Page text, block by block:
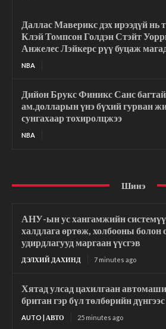
Даллас Маверикс дэх ирээдүй нь
Клэй Томпсон Голдэн Стэйт
Анжелес Лэйкерс рүү буцаж
NBA
Дийон Брукс Финикс Санс
ам.долларын үнэ бүхий гурван
сунгахаар тохиролцжээ
NBA
Шинэ
АНУ-ын ус хангамжийн
халдлага өртөж, холбооны болон
удирдлагууд маргаан үүсгэв
ДЭЛХИЙ ДАХИНД 7 minutes ago
Хятад улсад цахилгаан
британ гэр бүл төлбөрийн
AUTO | АВТО 25 minutes ago